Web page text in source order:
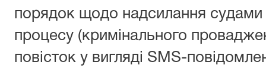
порядок щодо надсилання судами
процесу (кримінального
повісток у вигляді SMS-